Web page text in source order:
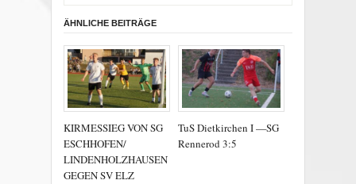
ÄHNLICHE BEITRÄGE
KIRMESSIEG VON SG
ESCHHOFEN/
LINDENHOLZHAUSEN
GEGEN SV ELZ
TuS Dietkirchen I —SG
Rennerod 3:5